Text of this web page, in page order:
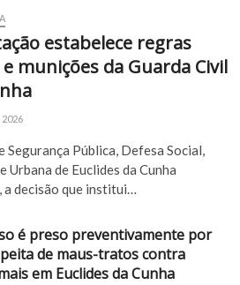
estabelece regras
munições da Guarda Civil
Segurança Pública, Defesa Social,
de Euclides da Cunha
decisão que institui…
é preso preventivamente por
de maus-tratos contra
em Euclides da Cunha